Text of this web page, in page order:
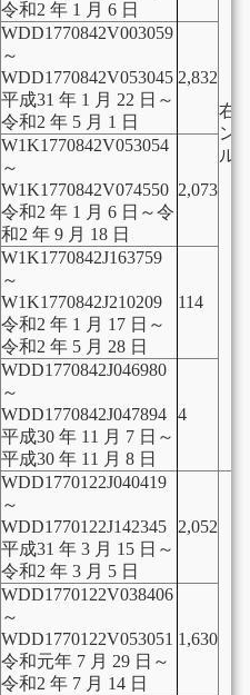
右
ン
ル
令和2 年 1 月 6 日
WDD1770842V003059
～
WDD1770842V053045
平成31 年 1 月 22 日～
令和2 年 5 月 1 日
2,832
W1K1770842V053054
～
W1K1770842V074550
令和2 年 1 月 6 日～令
和2 年 9 月 18 日
2,073
W1K1770842J163759
～
W1K1770842J210209
令和2 年 1 月 17 日～
令和2 年 5 月 28 日
114
WDD1770842J046980
～
WDD1770842J047894
平成30 年 11 月 7 日～
平成30 年 11 月 8 日
4
WDD1770122J040419
～
WDD1770122J142345
平成31 年 3 月 15 日～
令和2 年 3 月 5 日
2,052
WDD1770122V038406
～
WDD1770122V053051
令和元年 7 月 29 日～
令和2 年 7 月 14 日
1,630